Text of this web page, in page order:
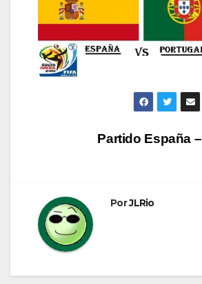
Navegación
entradas
Partido España
PorJLRio